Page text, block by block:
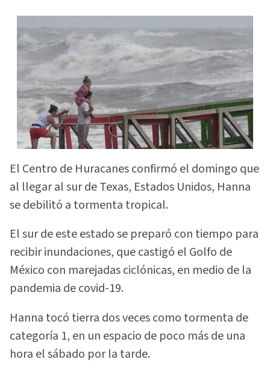
El Centro de Huracanes confirmó el domingo que
al llegar al sur de Texas, Estados Unidos, Hanna
se debilitó a tormenta tropical.
El sur de este estado se preparó con tiempo para
recibir inundaciones, que castigó el Golfo de
México con marejadas ciclónicas, en medio de la
pandemia de covid-19.
Hanna tocó tierra dos veces como tormenta de
categoría 1, en un espacio de poco más de una
hora el sábado por la tarde.